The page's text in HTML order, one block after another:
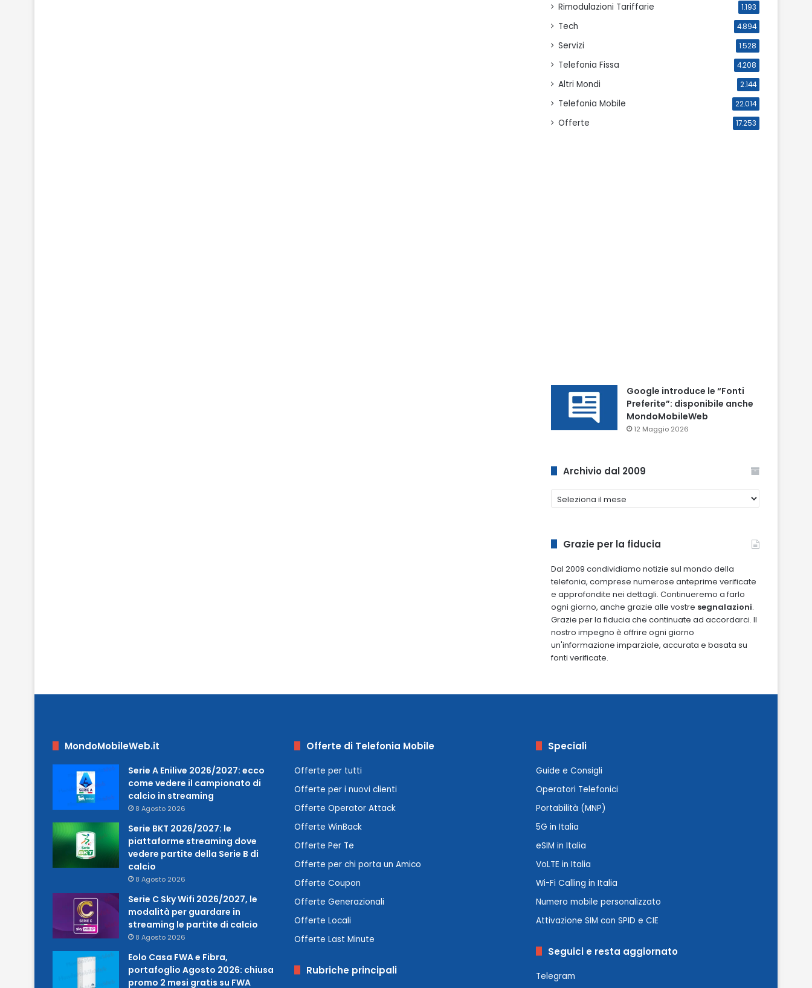
Rimodulazioni Tariffarie 1.193
Tech 4.894
Servizi 1.528
Telefonia Fissa 4.208
Altri Mondi 2.144
Telefonia Mobile 22.014
Offerte 17.253
Google introduce le “Fonti
Preferite”: disponibile anche
MondoMobileWeb
12 Maggio 2026
Archivio dal 2009
Archivio
dal
Grazie per la fiducia
Dal 2009 condividiamo notizie sul mondo della
telefonia, comprese numerose anteprime verificate
e approfondite nei dettagli. Continueremo a farlo
ogni giorno, anche grazie alle vostre segnalazioni.
Grazie per la fiducia che continuate ad accordarci. Il
nostro impegno è offrire ogni giorno
un'informazione imparziale, accurata e basata su
fonti verificate.
MondoMobileWeb.it
Serie A Enilive 2026/2027: ecco
come vedere il campionato di
calcio in streaming
8 Agosto 2026
Serie BKT 2026/2027: le
piattaforme streaming dove
vedere partite della Serie B di
calcio
8 Agosto 2026
Serie C Sky Wifi 2026/2027, le
modalità per guardare in
streaming le partite di calcio
8 Agosto 2026
Eolo Casa FWA e Fibra,
portafoglio Agosto 2026: chiusa
promo 2 mesi gratis su FWA
Offerte di Telefonia Mobile
Offerte per tutti
Offerte per i nuovi clienti
Offerte Operator Attack
Offerte WinBack
Offerte Per Te
Offerte per chi porta un Amico
Offerte Coupon
Offerte Generazionali
Offerte Locali
Offerte Last Minute
Rubriche principali
Speciali
Guide e Consigli
Operatori Telefonici
Portabilità (MNP)
5G in Italia
eSIM in Italia
VoLTE in Italia
Wi-Fi Calling in Italia
Numero mobile personalizzato
Attivazione SIM con SPID e CIE
Seguici e resta aggiornato
Telegram